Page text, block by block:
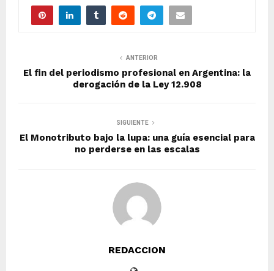
ANTERIOR
El fin del periodismo profesional en Argentina: la
derogación de la Ley 12.908
SIGUIENTE
El Monotributo bajo la lupa: una guía esencial para
no perderse en las escalas
REDACCION